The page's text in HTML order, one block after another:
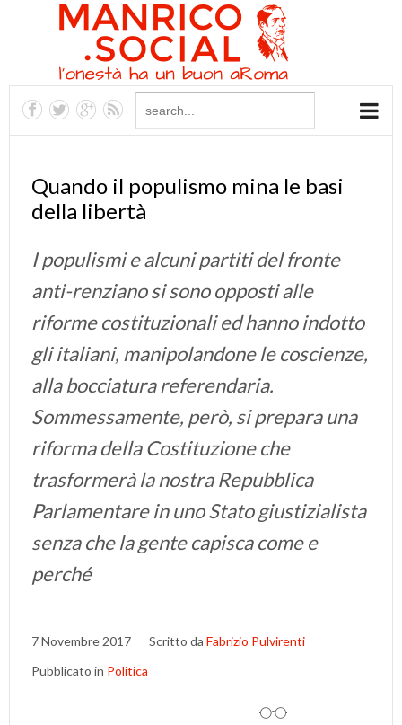
Quando il populismo mina le basi
della libertà
I populismi e alcuni partiti del fronte
anti-renziano si sono opposti alle
riforme costituzionali ed hanno indotto
gli italiani, manipolandone le coscienze,
alla bocciatura referendaria.
Sommessamente, però, si prepara una
riforma della Costituzione che
trasformerà la nostra Repubblica
Parlamentare in uno Stato giustizialista
senza che la gente capisca come e
perché
7 Novembre 2017 Scritto da Fabrizio Pulvirenti
Pubblicato in Politica